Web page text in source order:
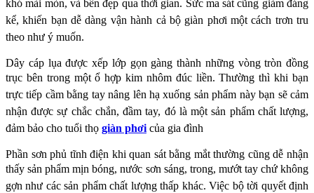
khó mài mòn, và bền đẹp qua thời gian. Sức ma sát cũng giảm đáng
kể, khiến bạn dễ dàng vận hành cả bộ giàn phơi một cách trơn tru
theo như ý muốn.
Dây cáp lụa được xếp lớp gọn gàng thành những vòng tròn đồng
trục bên trong một ổ hợp kim nhôm đúc liền. Thường thì khi bạn
trực tiếp cầm bằng tay nâng lên hạ xuống sản phẩm này bạn sẽ cảm
nhậnđược sự chắc chắn, đầm tay, đó là một sản phẩm chất lượng,
đảm bảo cho tuổi thọ giàn phơi của gia đình
Phần sơn phủ tĩnh điện khi quan sát bằng mắt thường cũng dễ nhận
thấy sản phẩm mịn bóng, nước sơn sáng, trong, mướt tay chứ không
gợn như các sản phẩm chất lượng thấp khác.Việc bộ tời quyết định